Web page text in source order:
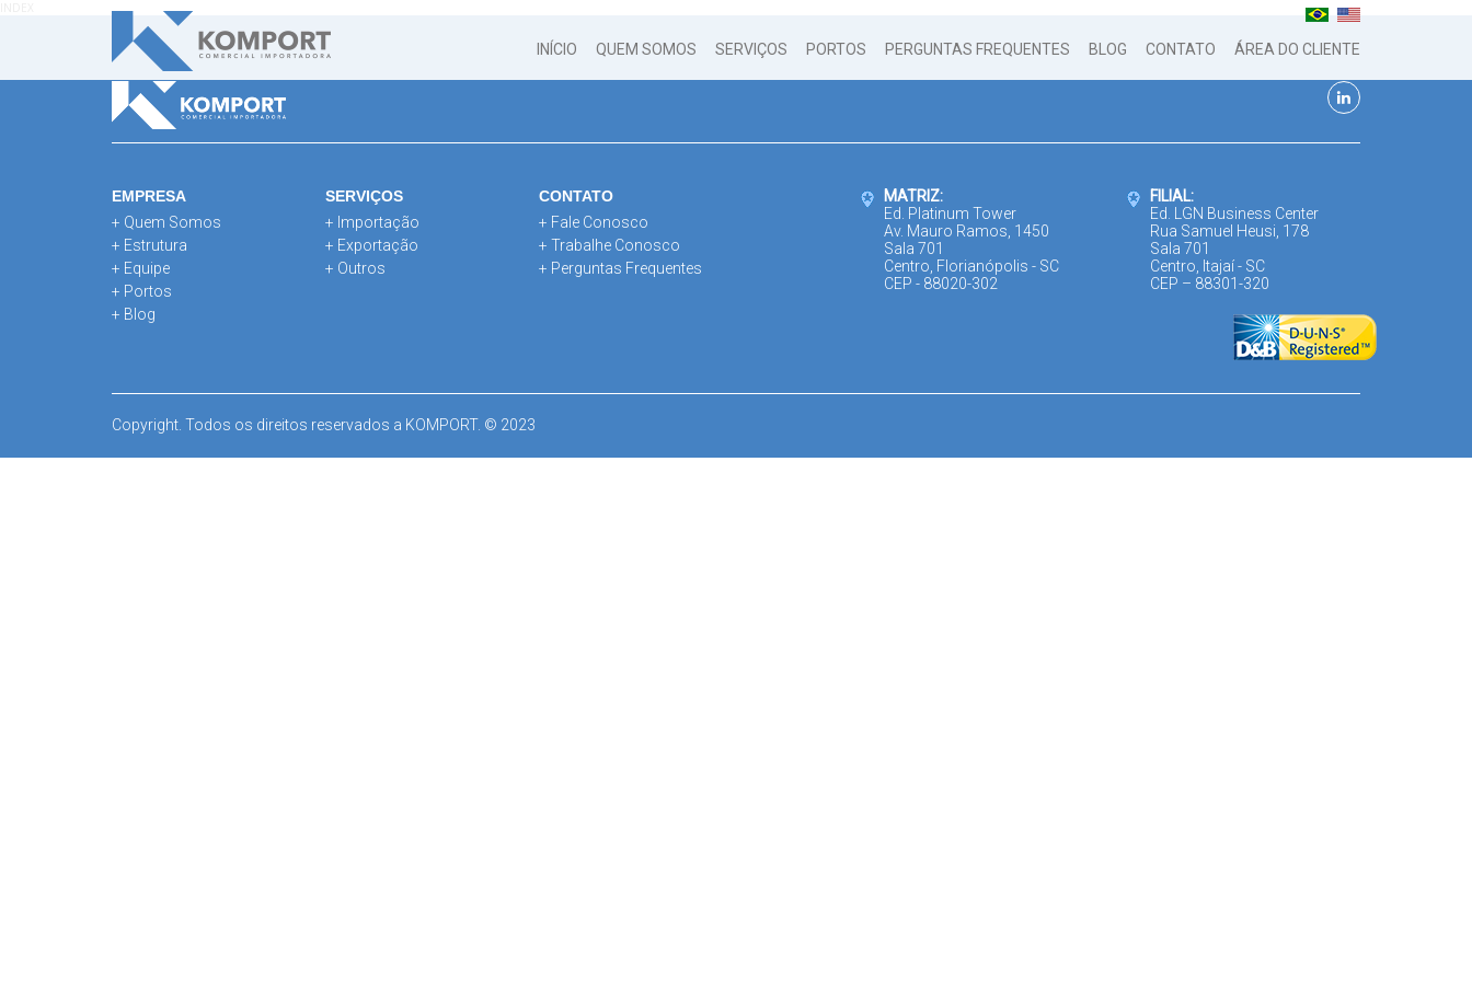
INÍCIO QUEM SOMOS SERVIÇOS PORTOS PERGUNTAS FREQUENTES BLOG CONTATO ÁREA DO CLIENTE
EMPRESA
+ Quem Somos
+ Estrutura
+ Equipe
+ Portos
+ Blog
SERVIÇOS
+ Importação
+ Exportação
+ Outros
CONTATO
+ Fale Conosco
+ Trabalhe Conosco
+ Perguntas Frequentes
MATRIZ:
Ed. Platinum Tower
Av. Mauro Ramos, 1450
Sala 701
Centro, Florianópolis - SC
CEP - 88020-302
FILIAL:
Ed. LGN Business Center
Rua Samuel Heusi, 178
Sala 701
Centro, Itajaí - SC
CEP – 88301-320
Copyright. Todos os direitos reservados a KOMPORT. © 2023